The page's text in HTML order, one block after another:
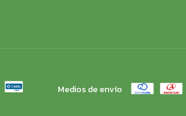
Medios de envío